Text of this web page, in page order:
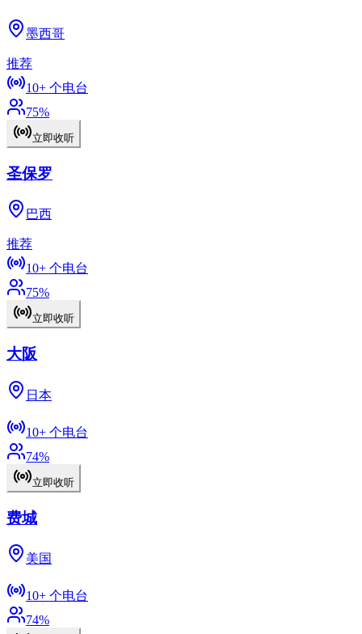
墨西哥
推荐
10+ 个电台
75%
立即收听
圣保罗
巴西
推荐
10+ 个电台
75%
立即收听
大阪
日本
10+ 个电台
74%
立即收听
费城
美国
10+ 个电台
74%